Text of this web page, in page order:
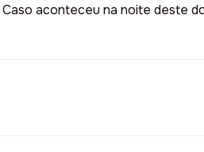
Caso aconteceu na noite deste